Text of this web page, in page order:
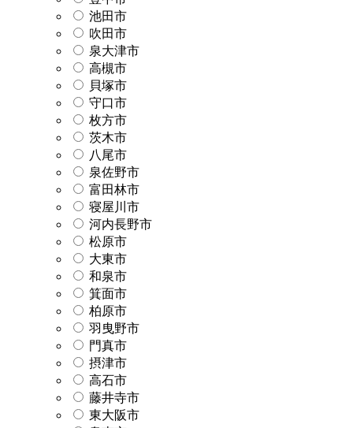
池田市
吹田市
泉大津市
高槻市
貝塚市
守口市
枚方市
茨木市
八尾市
泉佐野市
富田林市
寝屋川市
河内長野市
松原市
大東市
和泉市
箕面市
柏原市
羽曳野市
門真市
摂津市
高石市
藤井寺市
東大阪市